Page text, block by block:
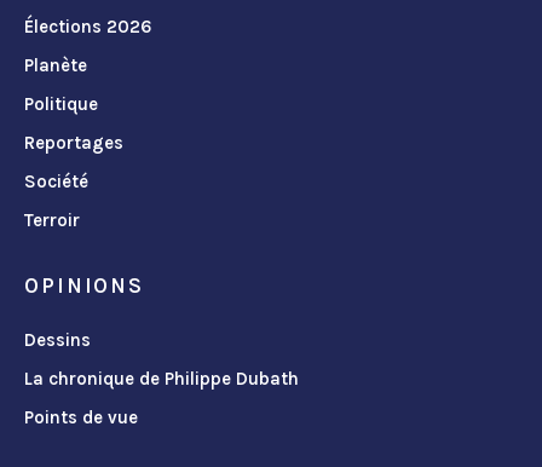
Élections 2026
Planète
Politique
Reportages
Société
Terroir
OPINIONS
Dessins
La chronique de Philippe Dubath
Points de vue